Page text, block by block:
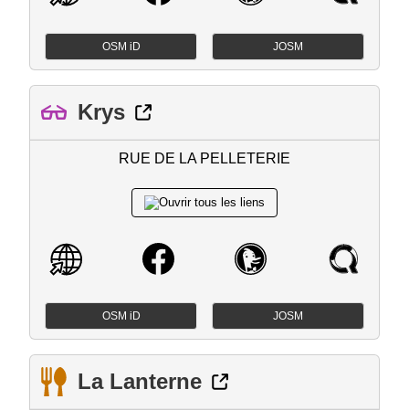
OSM iD JOSM
Krys
RUE DE LA PELLETERIE
OSM iD JOSM
La Lanterne